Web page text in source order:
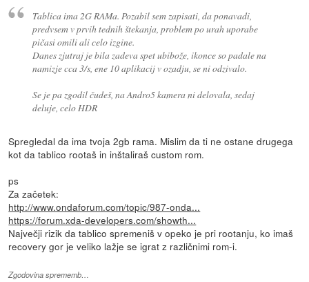
Tablica ima 2G RAMa. Pozabil sem zapisati, da ponavadi,
predvsem v prvih tednih štekanja, problem po urah uporabe
pičasi omili ali celo izgine.
Danes zjutraj je bila zadeva spet ubibože, ikonce so padale na
namizje cca 3/s, ene 10 aplikacij v ozadju, se ni odzivalo.
Se je pa zgodil čudeš, na Andro5 kamera ni delovala, sedaj
deluje, celo HDR
Spregledal da ima tvoja 2gb rama. Mislim da ti ne ostane drugega
kot da tablico rootaš in inštaliraš custom rom.
ps
Za začetek:
http://www.ondaforum.com/topic/987-onda...
https://forum.xda-developers.com/showth...
Največji rizik da tablico spremeniš v opeko je pri rootanju, ko imaš
recovery gor je veliko lažje se igrat z različnimi rom-i.
Zgodovina sprememb…